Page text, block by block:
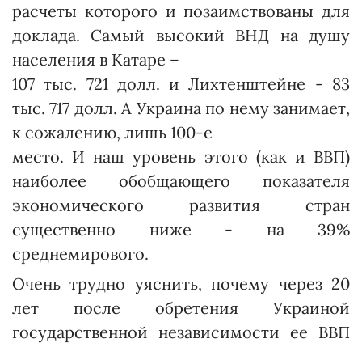
расчеты которого и позаимствованы для
доклада. Самый высокий ВНД на душу
населения в Катаре –
107 тыс. 721 долл. и Лихтенштейне - 83
тыс. 717 долл. А Украина по нему занимает,
к сожалению, лишь 100-е
место. И наш уровень этого (как и ВВП)
наиболее обобщающего показателя
экономического развития стран
существенно ниже - на 39%
среднемирового.
Очень трудно уяснить, почему через 20
лет после обретения Украиной
государственной независимости ее ВВП